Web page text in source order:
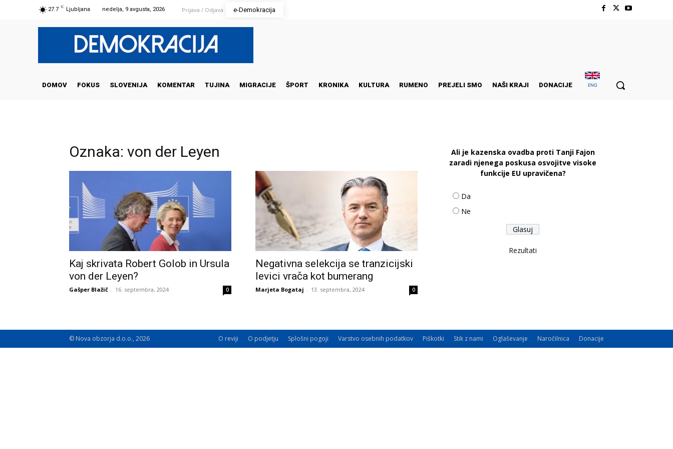
27.7 C Ljubljana nedelja, 9 avgusta, 2026 Prijava / Odjava e-Demokracija
DOMOV FOKUS SLOVENIJA KOMENTAR TUJINA MIGRACIJE ŠPORT KRONIKA KULTURA RUMENO PREJELI SMO NAŠI KRAJI DONACIJE ENG
Oznaka: von der Leyen
Kaj skrivata Robert Golob in Ursula
von der Leyen?
Gašper Blažič - 16. septembra, 2024 0
Negativna selekcija se tranzicijski
levici vrača kot bumerang
Marjeta Bogataj - 13. septembra, 2024 0
Ali je kazenska ovadba proti Tanji Fajon
zaradi njenega poskusa osvojitve visoke
funkcije EU upravičena?
Da
Ne
Rezultati
O reviji O podjetju Splošni pogoji Varstvo osebnih podatkov Piškotki Stik z nami Oglaševanje Naročilnica Donacije
© Nova obzorja d.o.o., 2026